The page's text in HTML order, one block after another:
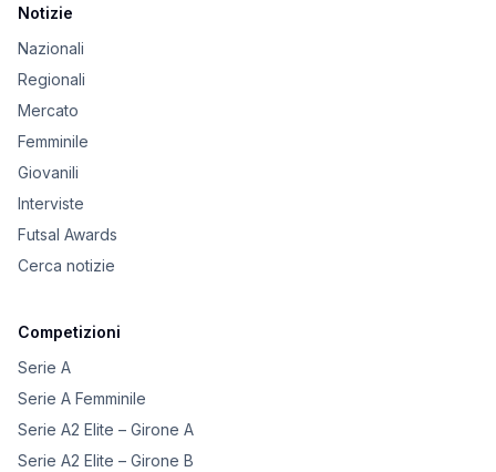
Notizie
Nazionali
Regionali
Mercato
Femminile
Giovanili
Interviste
Futsal Awards
Cerca notizie
Competizioni
Serie A
Serie A Femminile
Serie A2 Elite – Girone A
Serie A2 Elite – Girone B